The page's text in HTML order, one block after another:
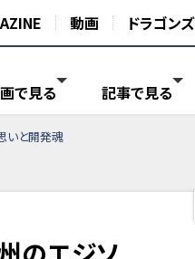
動画 ドラゴンズ
で見る 記事で見る
いと開発魂